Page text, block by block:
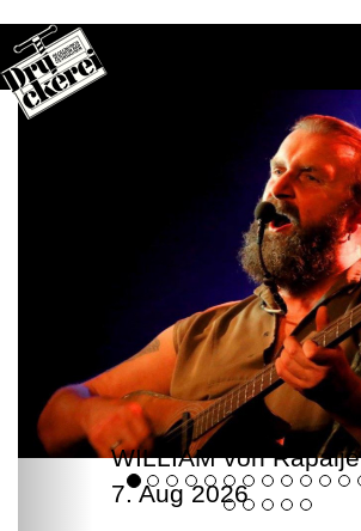
WILLIAM von Rapalje
7. Aug 2026